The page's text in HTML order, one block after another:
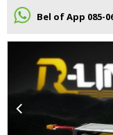
Bel of App 085-